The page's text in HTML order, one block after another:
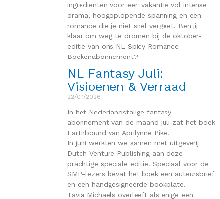
ingrediënten voor een vakantie vol intense
drama, hoogoplopende spanning en een
romance die je niet snel vergeet. Ben jij
klaar om weg te dromen bij de oktober-
editie van ons NL Spicy Romance
Boekenabonnement?
NL Fantasy Juli:
Visioenen & Verraad
22/07/2026
In het Nederlandstalige fantasy
abonnement van de maand juli zat het boek
Earthbound van Aprilynne Pike.
In juni werkten we samen met uitgeverij
Dutch Venture Publishing aan deze
prachtige speciale editie! Speciaal voor de
SMP-lezers bevat het boek een auteursbrief
en een handgesigneerde bookplate.
Tavia Michaels overleeft als enige een